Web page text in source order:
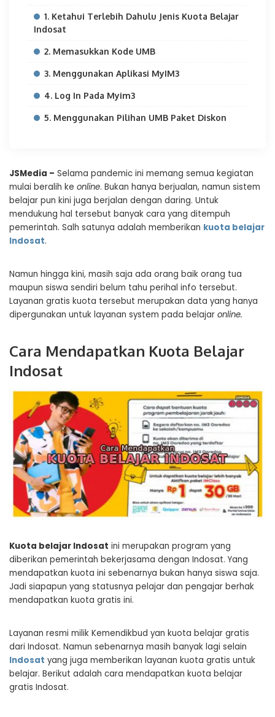
1. Ketahui Terlebih Dahulu Jenis Kuota Belajar
Indosat
2. Memasukkan Kode UMB
3. Menggunakan Aplikasi MyIM3
4. Log In Pada Myim3
5. Menggunakan Pilihan UMB Paket Diskon
JSMedia – Selama pandemic ini memang semua kegiatan
mulai beralih ke online. Bukan hanya berjualan, namun sistem
belajar pun kini juga berjalan dengan daring. Untuk
mendukung hal tersebut banyak cara yang ditempuh
pemerintah. Salh satunya adalah memberikan kuota belajar
Indosat.
Namun hingga kini, masih saja ada orang baik orang tua
maupun siswa sendiri belum tahu perihal info tersebut.
Layanan gratis kuota tersebut merupakan data yang hanya
dipergunakan untuk layanan system pada belajar online.
Cara Mendapatkan Kuota Belajar
Indosat
Kuota belajar Indosat ini merupakan program yang
diberikan pemerintah bekerjasama dengan Indosat. Yang
mendapatkan kuota ini sebenarnya bukan hanya siswa saja.
Jadi siapapun yang statusnya pelajar dan pengajar berhak
mendapatkan kuota gratis ini.
Layanan resmi milik Kemendikbud yan kuota belajar gratis
dari Indosat. Namun sebenarnya masih banyak lagi selain
Indosat yang juga memberikan layanan kuota gratis untuk
belajar. Berikut adalah cara mendapatkan kuota belajar
gratis Indosat.